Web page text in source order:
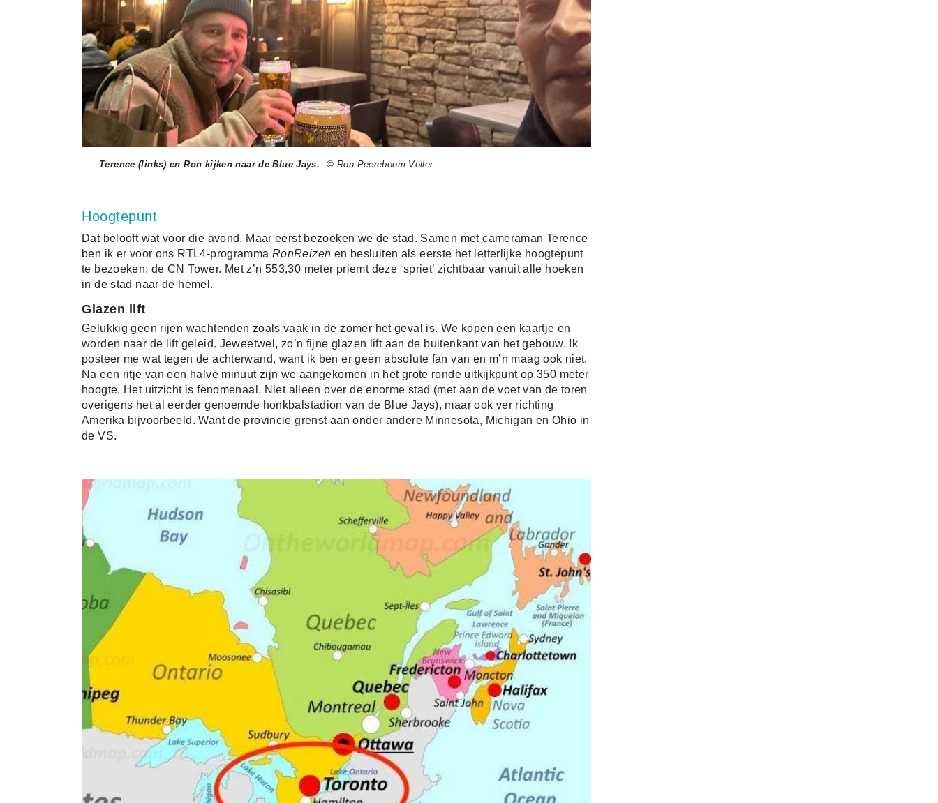
Terence (links) en Ron kijken naar de Blue Jays. © Ron Peereboom Voller
Hoogtepunt
Dat belooft wat voor die avond. Maar eerst bezoeken we de stad. Samen met cameraman Terence
ben ik er voor ons RTL4-programma RonReizen en besluiten als eerste het letterlijke hoogtepunt
te bezoeken: de CN Tower. Met z’n 553,30 meter priemt deze ‘spriet’ zichtbaar vanuit alle hoeken
in de stad naar de hemel.
Glazen lift
Gelukkig geen rijen wachtenden zoals vaak in de zomer het geval is. We kopen een kaartje en
worden naar de lift geleid. Jeweetwel, zo’n fijne glazen lift aan de buitenkant van het gebouw. Ik
posteer me wat tegen de achterwand, want ik ben er geen absolute fan van en m’n maag ook niet.
Na een ritje van een halve minuut zijn we aangekomen in het grote ronde uitkijkpunt op 350 meter
hoogte. Het uitzicht is fenomenaal. Niet alleen over de enorme stad (met aan de voet van de toren
overigens het al eerder genoemde honkbalstadion van de Blue Jays), maar ook ver richting
Amerika bijvoorbeeld. Want de provincie grenst aan onder andere Minnesota, Michigan en Ohio in
de VS.